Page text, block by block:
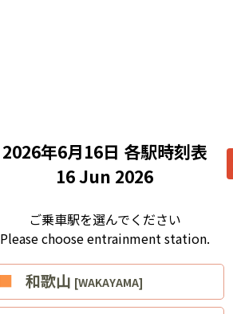
2026年6月16日 各駅時刻表
16 Jun 2026
ご乗車駅を選んでください
Please choose entrainment station.
■和歌山 [WAKAYAMA]